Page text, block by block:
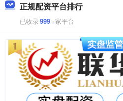
正规配资平台排行
已收录999+家平台